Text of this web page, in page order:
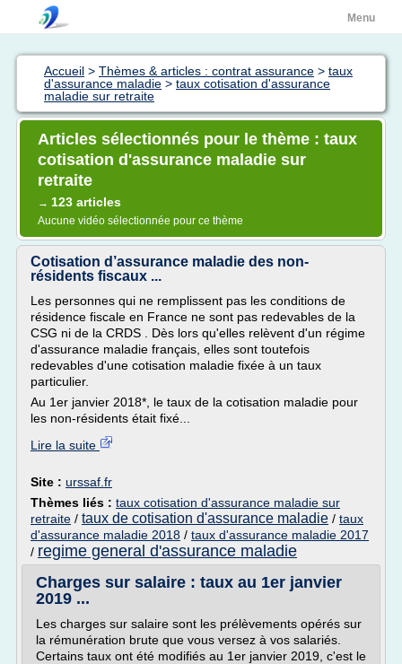
Menu
Accueil > Thèmes & articles : contrat assurance > taux
d'assurance maladie > taux cotisation d'assurance
maladie sur retraite
Articles sélectionnés pour le thème : taux
cotisation d'assurance maladie sur
retraite
→ 123 articles
Aucune vidéo sélectionnée pour ce thème
Cotisation d’assurance maladie des non-
résidents fiscaux ...
Les personnes qui ne remplissent pas les conditions de
résidence fiscale en France ne sont pas redevables de la
CSG ni de la CRDS . Dès lors qu'elles relèvent d'un régime
d'assurance maladie français, elles sont toutefois
redevables d'une cotisation maladie fixée à un taux
particulier.
Au 1er janvier 2018*, le taux de la cotisation maladie pour
les non-résidents était fixé...
Lire la suite
Site : urssaf.fr
Thèmes liés : taux cotisation d'assurance maladie sur
retraite / taux de cotisation d'assurance maladie / taux
d'assurance maladie 2018 / taux d'assurance maladie 2017
/ regime general d'assurance maladie
Charges sur salaire : taux au 1er janvier
2019 ...
Les charges sur salaire sont les prélèvements opérés sur
la rémunération brute que vous versez à vos salariés.
Certains taux ont été modifiés au 1er janvier 2019, c'est le